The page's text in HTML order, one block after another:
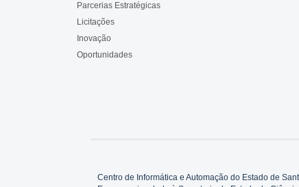
Parcerias Estratégicas
Licitações
Inovação
Oportunidades
Centro de Informática e Automação do Estado de